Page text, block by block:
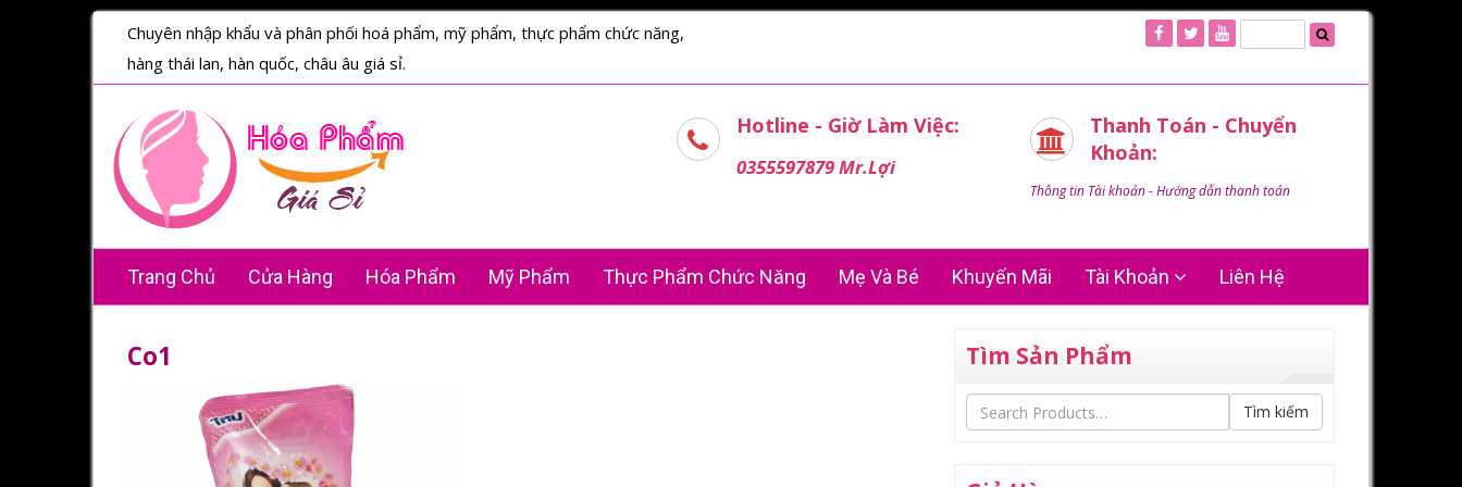
Chuyên nhập khẩu và phân phối hoá phẩm, mỹ phẩm, thực phẩm chức năng,
hàng thái lan, hàn quốc, châu âu giá sỉ.
Hotline - Giờ Làm Việc:
0355597879 Mr.Lợi
Thanh Toán - Chuyển
Khoản:
Thông tin Tài khoản - Hướng dẫn thanh toán
Trang Chủ Cửa Hàng Hóa Phẩm Mỹ Phẩm Thực Phẩm Chức Năng Mẹ Và Bé Khuyến Mãi Tài Khoản Liên Hệ
Co1 Tìm Sản Phẩm
Tìm kiếm